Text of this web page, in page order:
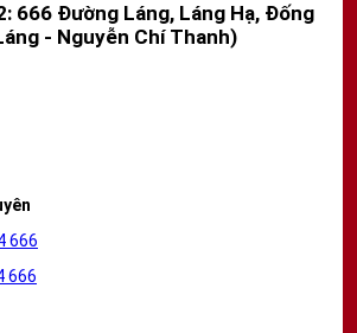
666 Đường Láng, Láng Hạ, Đống
- Nguyễn Chí Thanh)
666
666